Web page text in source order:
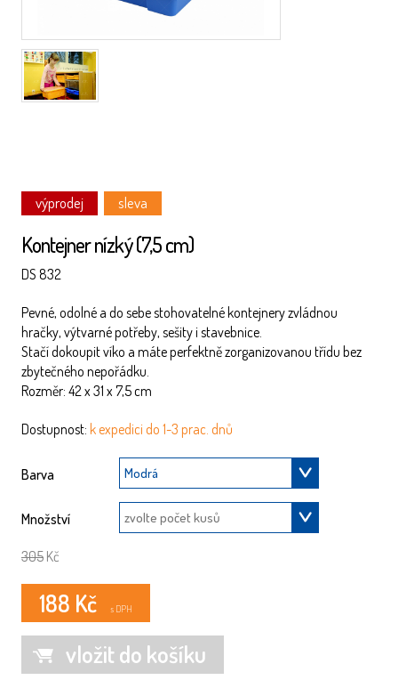
výprodej sleva
Kontejner nízký (7,5 cm)
DS 832
Pevné, odolné a do sebe stohovatelné kontejnery zvládnou
hračky, výtvarné potřeby, sešity i stavebnice.
Stačí dokoupit víko a máte perfektně zorganizovanou třídu bez
zbytečného nepořádku.
Rozměr: 42 x 31 x 7,5 cm
Dostupnost: k expedici do 1-3 prac. dnů
Barva
Množství
305 Kč
188 Kč s DPH
vložit do košíku